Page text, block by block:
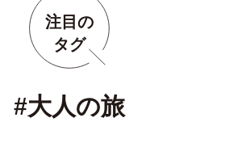
注目の
タグ
#大人の旅